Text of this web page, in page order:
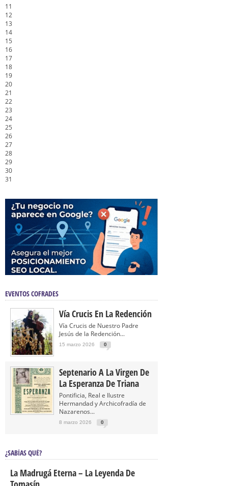
11
12
13
14
15
16
17
18
19
20
21
22
23
24
25
26
27
28
29
30
31
EVENTOS COFRADES
Vía Crucis En La Redención
Vía Crucis de Nuestro Padre
Jesús de la Redención...
15 marzo 2026 0
Septenario A La Virgen De
La Esperanza De Triana
Pontificia, Real e Ilustre
Hermandad y Archicofradía de
Nazarenos...
8 marzo 2026 0
¿SABÍAS QUÉ?
La Madrugá Eterna – La Leyenda De